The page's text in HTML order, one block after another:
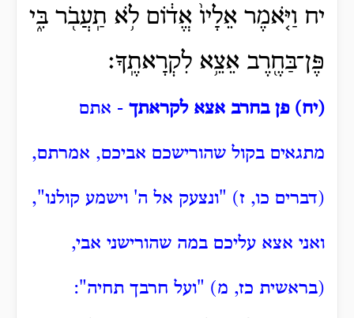
יח וַיֹּ֤אמֶר אֵלָיו֙ אֱד֔וֹם לֹ֥א תַֽעֲבֹ֖ר בִּ֑י
פֶּן־בַּחֶ֖רֶב אֵצֵ֥א לִקְרָאתֶֽךָ׃
(יח) פן בחרב אצא לקראתך - אתם
מתגאים בקול שהורישכם אביכם, אמרתם,
(דברים כו, ז) "ונצעק אל ה' וישמע קולנו",
ואני אצא עליכם במה שהורישני אבי,
(בראשית כז, מ) "ועל חרבך תחיה":